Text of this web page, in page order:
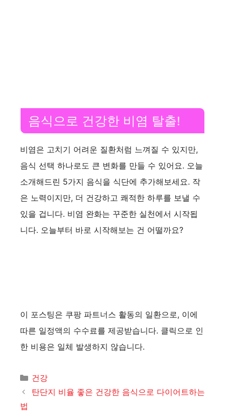
음식으로 건강한 비염 탈출!
비염은 고치기 어려운 질환처럼 느껴질 수 있지만,
음식 선택 하나로도 큰 변화를 만들 수 있어요. 오늘
소개해드린 5가지 음식을 식단에 추가해보세요. 작
은 노력이지만, 더 건강하고 쾌적한 하루를 보낼 수
있을 겁니다. 비염 완화는 꾸준한 실천에서 시작됩
니다. 오늘부터 바로 시작해보는 건 어떨까요?
이 포스팅은 쿠팡 파트너스 활동의 일환으로, 이에
따른 일정액의 수수료를 제공받습니다. 클릭으로 인
한 비용은 일체 발생하지 않습니다.
카
테
건강
탄단지 비율 좋은 건강한 음식으로 다이어트하는
법